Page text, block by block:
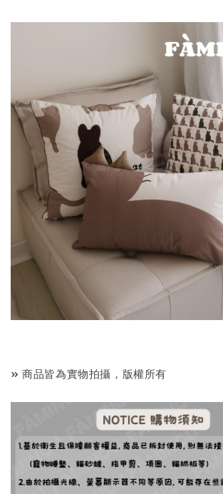
» 商品皆為實物拍攝，版權所有